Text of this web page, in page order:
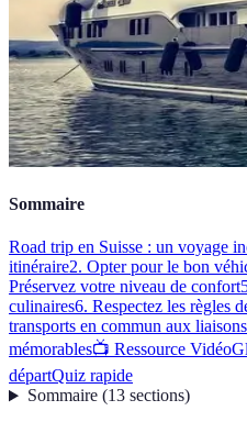
Sommaire
Road trip en Suisse : un voyage
itinéraire2. Opter pour le bon
Préservez votre niveau de confort
culinaires6. Respectez les règles
transports en commun aux
mémorables📺 Ressource Vidéo
départQuiz rapide
Sommaire(13 sections)